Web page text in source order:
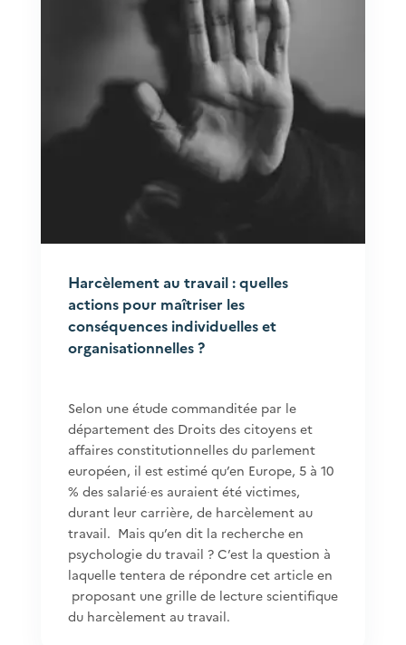
Harcèlement au travail : quelles
actions pour maîtriser les
conséquences individuelles et
organisationnelles ?
Selon une étude commanditée par le
département des Droits des citoyens et
affaires constitutionnelles du parlement
européen, il est estimé qu’en Europe, 5 à 10
% des salarié∙es auraient été victimes,
durant leur carrière, de harcèlement au
travail. Mais qu’en dit la recherche en
psychologie du travail ? C’est la question à
laquelle tentera de répondre cet article en
proposant une grille de lecture scientifique
du harcèlement au travail.